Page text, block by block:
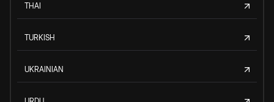
THAI
TURKISH
UKRAINIAN